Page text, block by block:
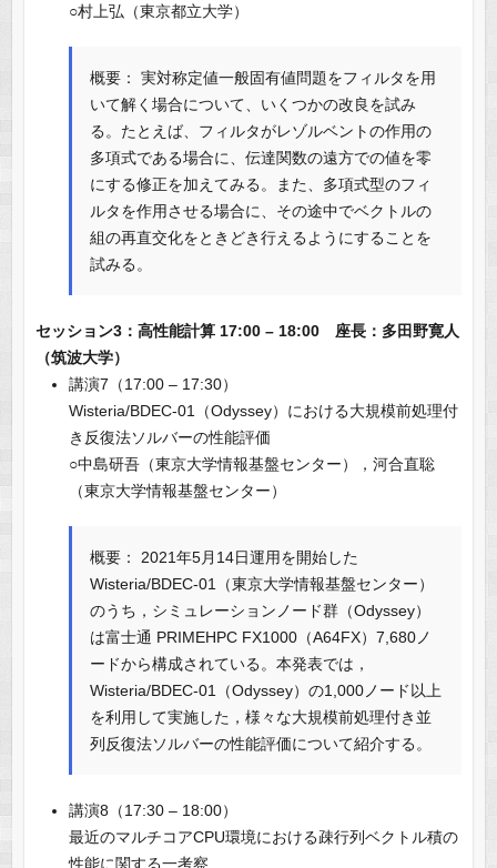
○村上弘（東京都立大学）
概要： 実対称定値一般固有値問題をフィルタを用
いて解く場合について、いくつかの改良を試み
る。たとえば、フィルタがレゾルベントの作用の
多項式である場合に、伝達関数の遠方での値を零
にする修正を加えてみる。また、多項式型のフィ
ルタを作用させる場合に、その途中でベクトルの
組の再直交化をときどき行えるようにすることを
試みる。
セッション3：高性能計算 17:00 – 18:00 座長：多田野寛人
（筑波大学）
講演7（17:00 – 17:30）
Wisteria/BDEC-01（Odyssey）における大規模前処理付
き反復法ソルバーの性能評価
○中島研吾（東京大学情報基盤センター），河合直聡
（東京大学情報基盤センター）
概要： 2021年5月14日運用を開始した
Wisteria/BDEC-01（東京大学情報基盤センター）
のうち，シミュレーションノード群（Odyssey）
は富士通 PRIMEHPC FX1000（A64FX）7,680ノ
ードから構成されている。本発表では，
Wisteria/BDEC-01（Odyssey）の1,000ノード以上
を利用して実施した，様々な大規模前処理付き並
列反復法ソルバーの性能評価について紹介する。
講演8（17:30 – 18:00）
最近のマルチコアCPU環境における疎行列ベクトル積の
性能に関する一考察